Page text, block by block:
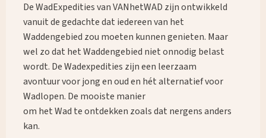
De WadExpedities van VANhetWAD zijn ontwikkeld
vanuit de gedachte dat iedereen van het
Waddengebied zou moeten kunnen genieten. Maar
wel zo dat het Waddengebied niet onnodig belast
wordt. De Wadexpedities zijn een leerzaam
avontuur voor jong en oud en hét alternatief voor
Wadlopen. De mooiste manier
om het Wad te ontdekken zoals dat nergens anders
kan.